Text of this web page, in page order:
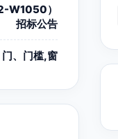
W1050）
招标公告
门、门槛,窗